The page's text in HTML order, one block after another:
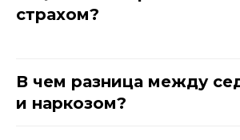
страхом?
В чем разница между
и наркозом?